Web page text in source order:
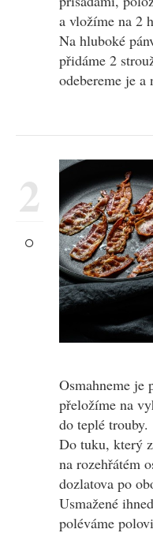
a vložíme na 2
Na hluboké
přidáme 2
odebereme je
2
Osmahneme je
přeložíme na
do teplé trouby.
Do tuku, který
na rozehřátém
dozlatova po
Usmažené
poléváme